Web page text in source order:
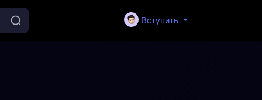
Вступить